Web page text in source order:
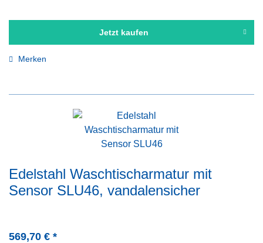
Jetzt kaufen
Merken
Edelstahl Waschtischarmatur mit
Sensor SLU46, vandalensicher
569,70 € *